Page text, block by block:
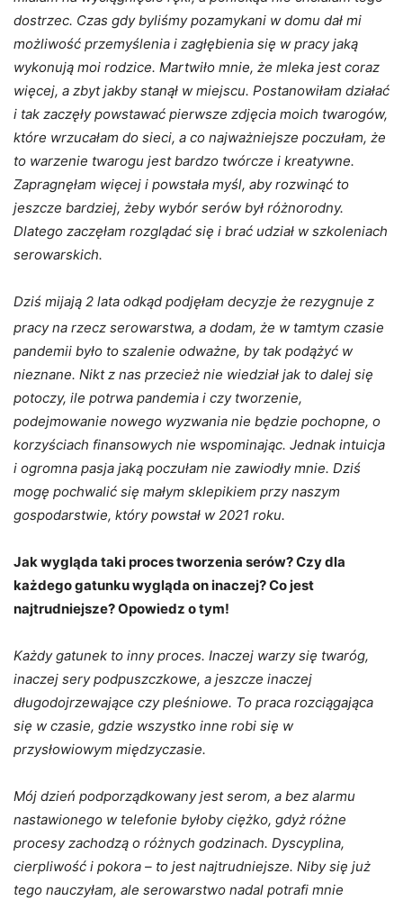
dostrzec. Czas gdy byliśmy pozamykani w domu dał mi
możliwość przemyślenia i zagłębienia się w pracy jaką
wykonują moi rodzice. Martwiło mnie, że mleka jest coraz
więcej, a zbyt jakby stanął w miejscu. Postanowiłam działać
i tak zaczęły powstawać pierwsze zdjęcia moich twarogów,
które wrzucałam do sieci, a co najważniejsze poczułam, że
to warzenie twarogu jest bardzo twórcze i kreatywne.
Zapragnęłam więcej i powstała myśl, aby rozwinąć to
jeszcze bardziej, żeby wybór serów był różnorodny.
Dlatego zaczęłam rozglądać się i brać udział w szkoleniach
serowarskich.
Dziś mijają 2 lata odkąd podjęłam decyzje że rezygnuje z
pracy na rzecz serowarstwa, a dodam, że w tamtym czasie
pandemii było to szalenie odważne, by tak podążyć w
nieznane. Nikt z nas przecież nie wiedział jak to dalej się
potoczy, ile potrwa pandemia i czy tworzenie,
podejmowanie nowego wyzwania nie będzie pochopne, o
korzyściach finansowych nie wspominając. Jednak intuicja
i ogromna pasja jaką poczułam nie zawiodły mnie. Dziś
mogę pochwalić się małym sklepikiem przy naszym
gospodarstwie, który powstał w 2021 roku.
Jak wygląda taki proces tworzenia serów? Czy dla
każdego gatunku wygląda on inaczej? Co jest
najtrudniejsze? Opowiedz o tym!
Każdy gatunek to inny proces. Inaczej warzy się twaróg,
inaczej sery podpuszczkowe, a jeszcze inaczej
długodojrzewające czy pleśniowe. To praca rozciągająca
się w czasie, gdzie wszystko inne robi się w
przysłowiowym międzyczasie.
Mój dzień podporządkowany jest serom, a bez alarmu
nastawionego w telefonie byłoby ciężko, gdyż różne
procesy zachodzą o różnych godzinach. Dyscyplina,
cierpliwość i pokora – to jest najtrudniejsze. Niby się już
tego nauczyłam, ale serowarstwo nadal potrafi mnie